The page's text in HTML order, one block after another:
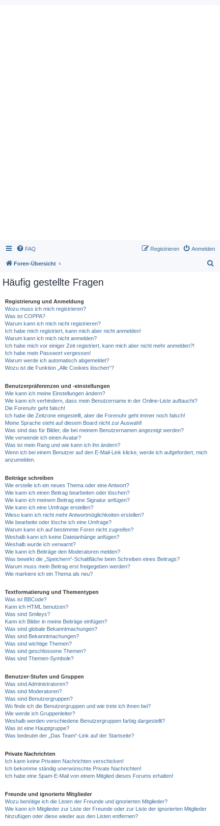
FAQ Anmelden
Registrieren
Foren-Übersicht
Häufig gestellte Fragen
Registrierung und Anmeldung
Wozu muss ich mich registrieren?
Was ist COPPA?
Warum kann ich mich nicht registrieren?
Ich habe mich registriert, kann mich aber nicht anmelden!
Warum kann ich mich nicht anmelden?
Ich habe mich vor einiger Zeit registriert, kann mich aber nicht mehr anmelden?!
Ich habe mein Passwort vergessen!
Warum werde ich automatisch abgemeldet?
Wozu ist die Funktion „Alle Cookies löschen“?
Benutzerpräferenzen und -einstellungen
Wie kann ich meine Einstellungen ändern?
Wie kann ich verhindern, dass mein Benutzername in der Online-Liste auftaucht?
Die Forenuhr geht falsch!
Ich habe die Zeitzone eingestellt, aber die Forenuhr geht immer noch falsch!
Meine Sprache steht auf diesem Board nicht zur Auswahl!
Was sind das für Bilder, die bei meinem Benutzernamen angezeigt werden?
Wie verwende ich einen Avatar?
Was ist mein Rang und wie kann ich ihn ändern?
Wenn ich bei einem Benutzer auf den E-Mail-Link klicke, werde ich aufgefordert, mich
anzumelden.
Beiträge schreiben
Wie erstelle ich ein neues Thema oder eine Antwort?
Wie kann ich einen Beitrag bearbeiten oder löschen?
Wie kann ich meinem Beitrag eine Signatur anfügen?
Wie kann ich eine Umfrage erstellen?
Wieso kann ich nicht mehr Antwortmöglichkeiten erstellen?
Wie bearbeite oder lösche ich eine Umfrage?
Warum kann ich auf bestimmte Foren nicht zugreifen?
Weshalb kann ich keine Dateianhänge anfügen?
Weshalb wurde ich verwarnt?
Wie kann ich Beiträge den Moderatoren melden?
Was bewirkt die „Speichern“-Schaltfläche beim Schreiben eines Beitrags?
Warum muss mein Beitrag erst freigegeben werden?
Wie markiere ich ein Thema als neu?
Textformatierung und Thementypen
Was ist BBCode?
Kann ich HTML benutzen?
Was sind Smileys?
Kann ich Bilder in meine Beiträge einfügen?
Was sind globale Bekanntmachungen?
Was sind Bekanntmachungen?
Was sind wichtige Themen?
Was sind geschlossene Themen?
Was sind Themen-Symbole?
Benutzer-Stufen und Gruppen
Was sind Administratoren?
Was sind Moderatoren?
Was sind Benutzergruppen?
Wo finde ich die Benutzergruppen und wie trete ich ihnen bei?
Wie werde ich Gruppenleiter?
Weshalb werden verschiedene Benutzergruppen farbig dargestellt?
Was ist eine Hauptgruppe?
Was bedeutet der „Das Team“-Link auf der Startseite?
Private Nachrichten
Ich kann keine Privaten Nachrichten verschicken!
Ich bekomme ständig unerwünschte Private Nachrichten!
Ich habe eine Spam-E-Mail von einem Mitglied dieses Forums erhalten!
Freunde und ignorierte Mitglieder
Wozu benötige ich die Listen der Freunde und ignorierten Mitglieder?
Wie kann ich Mitglieder zur Liste der Freunde oder zur Liste der ignorierten Mitglieder
hinzufügen oder diese wieder aus den Listen entfernen?